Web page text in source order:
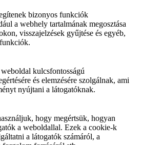
bizonyos funkciók
a webhely tartalmának megosztása
visszajelzések gyűjtése és egyéb,
kulcsfontosságú
és elemzésére szolgálnak, ami
nyújtani a látogatóknak.
hogy megértsük, hogyan
a weboldallal. Ezek a cookie-k
a látogatók számáról, a